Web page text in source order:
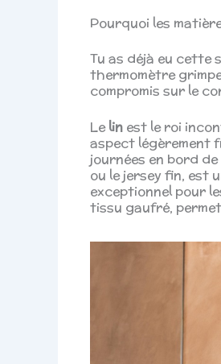
Pourquoi les
Tu as déjà eu cette
thermomètre
compromis sur le
Lelin est le roi
aspect légèrement
journées en bord
ou le jersey fin, est
exceptionnel pour
tissu gaufré,